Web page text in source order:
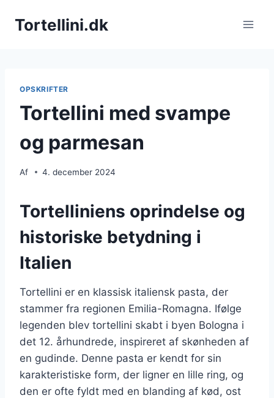
Tortellini.dk
OPSKRIFTER
Tortellini med svampe
og parmesan
Af 4. december 2024
Tortelliniens oprindelse og
historiske betydning i
Italien
Tortellini er en klassisk italiensk pasta, der
stammer fra regionen Emilia-Romagna. Ifølge
legenden blev tortellini skabt i byen Bologna i
det 12. århundrede, inspireret af skønheden af
en gudinde. Denne pasta er kendt for sin
karakteristiske form, der ligner en lille ring, og
den er ofte fyldt med en blanding af kød, ost